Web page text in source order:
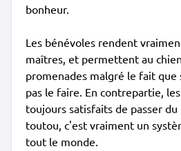
bonheur.
Les bénévoles rendent
maîtres, et permettent au
promenades malgré le fait que
pas le faire. En contrepartie,
toujours satisfaits de passer du
toutou, c'est vraiment un
tout le monde.